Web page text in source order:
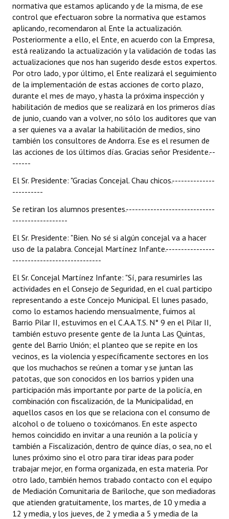
normativa que estamos aplicando y de la misma, de ese
control que efectuaron sobre la normativa que estamos
aplicando, recomendaron al Ente la actualización.
Posteriormente a ello, el Ente, en acuerdo con la Empresa,
está realizando la actualización y la validación de todas las
actualizaciones que nos han sugerido desde estos expertos.
Por otro lado, y por último, el Ente realizará el seguimiento
de la implementación de estas acciones de corto plazo,
durante el mes de mayo, y hasta la próxima inspección y
habilitación de medios que se realizará en los primeros días
de junio, cuando van a volver, no sólo los auditores que van
a ser quienes va a avalar la habilitación de medios, sino
también los consultores de Andorra. Ese es el resumen de
las acciones de los últimos días. Gracias señor Presidente.--
------
El Sr. Presidente: "Gracias Concejal. Chau chicos.--------------
----------
Se retiran los alumnos presentes.-----------------------------
------------------
El Sr. Presidente: "Bien. No sé si algún concejal va a hacer
uso de la palabra. Concejal Martínez Infante.----------------
-----------------------------
El Sr. Concejal Martínez Infante: "Sí, para resumirles las
actividades en el Consejo de Seguridad, en el cual participo
representando a este Concejo Municipal. El lunes pasado,
como lo estamos haciendo mensualmente, fuimos al
Barrio Pilar II, estuvimos en el C.A.A.T.S. N° 9 en el Pilar II,
también estuvo presente gente de la Junta Las Quintas,
gente del Barrio Unión; el planteo que se repite en los
vecinos, es la violencia y específicamente sectores en los
que los muchachos se reúnen a tomar y se juntan las
patotas, que son conocidos en los barrios y piden una
participación más importante por parte de la policía, en
combinación con fiscalización, de la Municipalidad, en
aquellos casos en los que se relaciona con el consumo de
alcohol o de tolueno o toxicómanos. En este aspecto
hemos coincidido en invitar a una reunión a la policía y
también a Fiscalización, dentro de quince días, o sea, no el
lunes próximo sino el otro para tirar ideas para poder
trabajar mejor, en forma organizada, en esta materia. Por
otro lado, también hemos trabado contacto con el equipo
de Mediación Comunitaria de Bariloche, que son mediadoras
que atienden gratuitamente, los martes, de 10 y media a
12 y media, y los jueves, de 2 y media a 5 y media de la